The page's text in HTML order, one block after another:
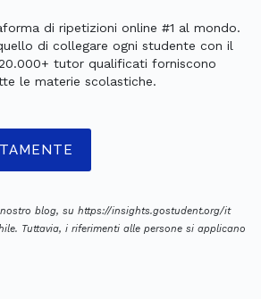
di ripetizioni online #1 al mondo.
di collegare ogni studente con il
tutor qualificati forniscono
le materie scolastiche.
blog, su https://insights.gostudent.org/it
Tuttavia, i riferimenti alle persone si applicano